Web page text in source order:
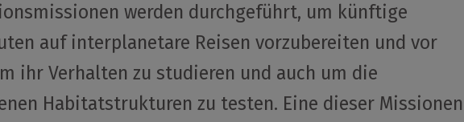
werden durchgeführt, um künftige
auf interplanetare Reisen vorzubereiten und vor
ihr Verhalten zu studieren und auch um die
Habitatstrukturen zu testen. Eine dieser Missionen